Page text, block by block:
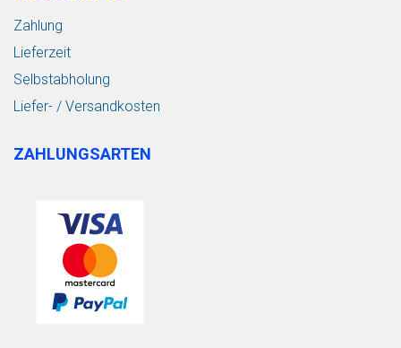
Zahlung
Lieferzeit
Selbstabholung
Liefer- / Versandkosten
ZAHLUNGSARTEN